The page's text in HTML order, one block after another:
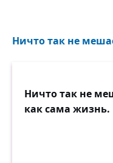
Ничто так не
Ничто так не
как сама жизнь.